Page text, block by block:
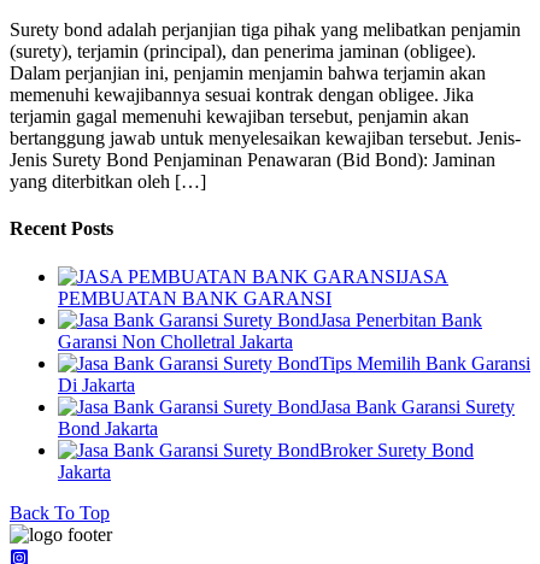
Surety bond adalah perjanjian tiga pihak yang melibatkan penjamin
(surety), terjamin (principal), dan penerima jaminan (obligee).
Dalam perjanjian ini, penjamin menjamin bahwa terjamin akan
memenuhi kewajibannya sesuai kontrak dengan obligee. Jika
terjamin gagal memenuhi kewajiban tersebut, penjamin akan
bertanggung jawab untuk menyelesaikan kewajiban tersebut. Jenis-
Jenis Surety Bond Penjaminan Penawaran (Bid Bond): Jaminan
yang diterbitkan oleh […]
Recent Posts
JASA
PEMBUATAN BANK GARANSI
Jasa Penerbitan Bank
Garansi Non Cholletral Jakarta
Tips Memilih Bank Garansi
Di Jakarta
Jasa Bank Garansi Surety
Bond Jakarta
Broker Surety Bond
Jakarta
Back To Top